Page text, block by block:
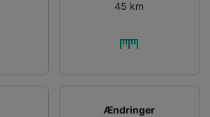
45 km
Ændringer